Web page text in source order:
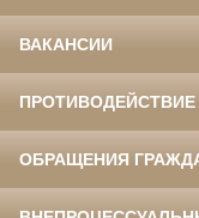
ВАКАНСИИ
ПРОТИВОДЕЙСТВИЕ
ОБРАЩЕНИЯ